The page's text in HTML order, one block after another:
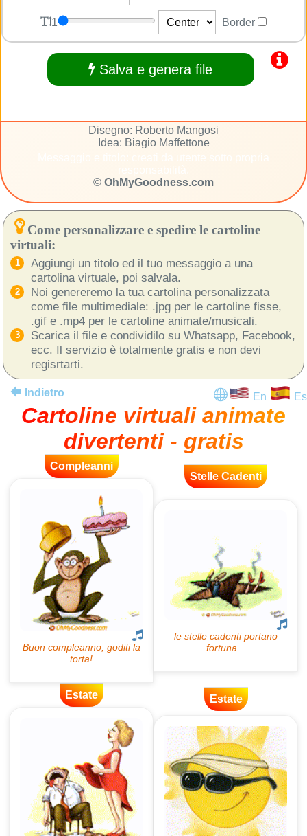
1 Border
Salva e genera file
Disegno: Roberto Mangosi
Idea: Biagio Maffettone
© OhMyGoodness.com
Come personalizzare e spedire le cartoline
virtuali:
Aggiungi un titolo ed il tuo messaggio a una
cartolina virtuale, poi salvala.
Noi genereremo la tua cartolina personalizzata
come file multimediale: .jpg per le cartoline fisse,
.gif e .mp4 per le cartoline animate/musicali.
Scarica il file e condividilo su Whatsapp, Facebook,
ecc. Il servizio è totalmente gratis e non devi
regisrtarti.
Indietro En Es
Cartoline virtuali animate
divertenti - gratis
Compleanni
Stelle Cadenti
Estate Estate